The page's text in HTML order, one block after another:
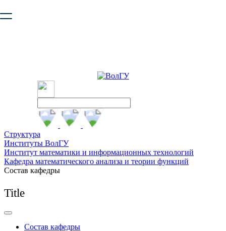
безопасную работу с сайтом. Пожалуйста
Структура
Институты ВолГУ
Институт математики и информационных технологий
Кафедра математического анализа и теории функций
Состав кафедры
Title
Состав кафедры